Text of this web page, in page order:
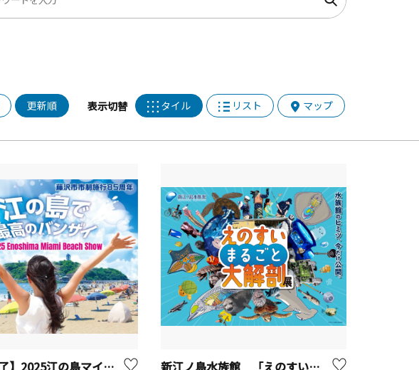
更新順 表示切替 タイル リスト マップ
【開催終了】2025江の島マイアミビーチショー 新江ノ島水族館 「えのすいまるごと大解剖展」【藤沢市】